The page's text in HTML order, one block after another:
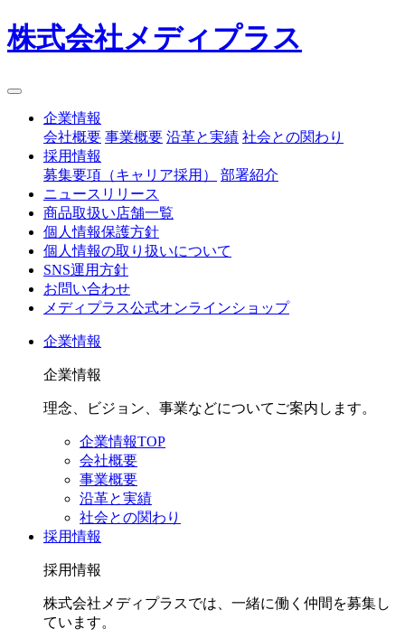
株式会社メディプラス
企業情報
会社概要 事業概要 沿革と実績 社会との関わり
採用情報
募集要項（キャリア採用）
部署紹介
ニュースリリース
商品取扱い店舗一覧
個人情報保護方針
個人情報の取り扱いについて
SNS運用方針
お問い合わせ
メディプラス公式オンラインショップ
企業情報
企業情報
理念、ビジョン、事業などについてご案内します。
企業情報TOP
会社概要
事業概要
沿革と実績
社会との関わり
採用情報
採用情報
株式会社メディプラスでは、一緒に働く仲間を募集し
ています。